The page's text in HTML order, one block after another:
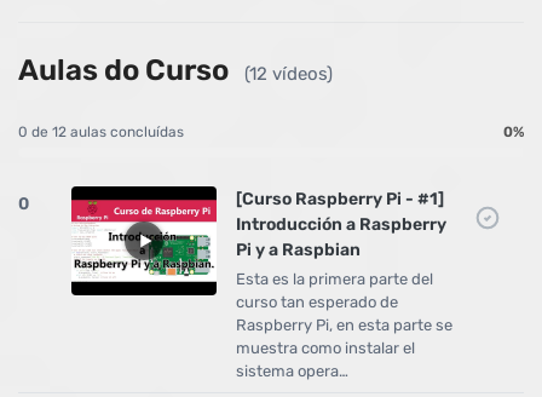
Aulas do Curso (12 vídeos)
0 de 12 aulas concluídas 0%
0
[Curso Raspberry Pi - #1]
Introducción a Raspberry
Pi y a Raspbian
Esta es la primera parte del
curso tan esperado de
Raspberry Pi, en esta parte se
muestra como instalar el
sistema opera…